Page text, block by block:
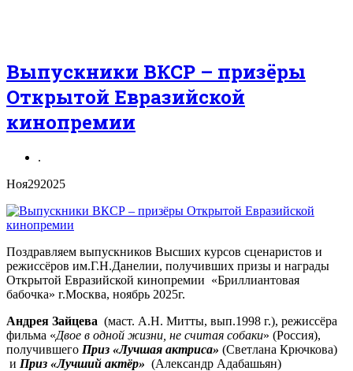
Выпускники ВКСР – призёры
Открытой Евразийской
кинопремии
.
Ноя292025
Поздравляем выпускников Высших курсов сценаристов и
режиссёров им.Г.Н.Данелии, получивших призы и награды
Открытой Евразийской кинопремии «Бриллиантовая
бабочка» г.Москва, ноябрь 2025г.
Андрея Зайцева (маст. А.Н. Митты, вып.1998 г.), режиссёра
фильма «Двое в одной жизни, не считая собаки» (Россия),
получившего Приз «Лучшая актриса» (Светлана Крючкова)
и Приз «Лучший актёр» (Александр Адабашьян)